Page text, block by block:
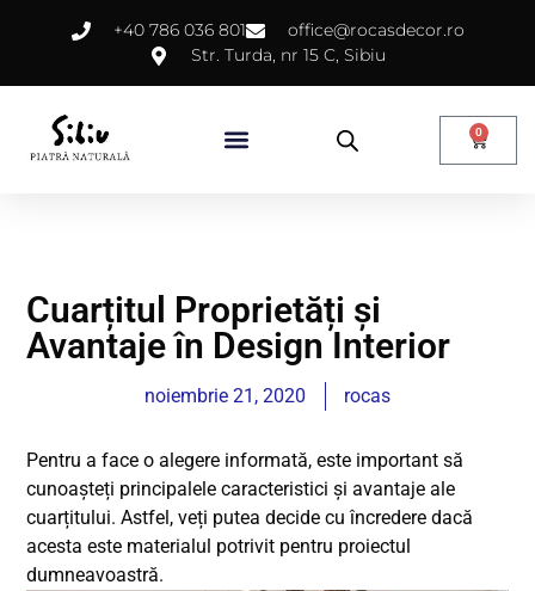
+40 786 036 801
office@rocasdecor.ro
Str. Turda, nr 15 C, Sibiu
0
Cuarțitul Proprietăți și
Avantaje în Design Interior
noiembrie 21, 2020 rocas
Pentru a face o alegere informată, este important să
cunoașteți principalele caracteristici și avantaje ale
cuarțitului. Astfel, veți putea decide cu încredere dacă
acesta este materialul potrivit pentru proiectul
dumneavoastră.